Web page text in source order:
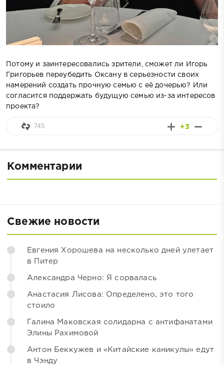
Потому и заинтересовались зрители, сможет ли Игорь
Григорьев переубедить Оксану в серьезности своих
намерений создать прочную семью с её дочерью? Или
согласится поддержать будущую семью из-за интересов
проекта?
+3
745
Комментарии
Свежие новости
Евгения Хорошева на несколько дней улетает
в Питер
Александра Черно: Я сорвалась
Анастасия Лисова: Определено, это того
стоило
Галина Маковская солидарна с антифанатами
Элины Рахимовой
Антон Беккужев и «Китайские каникулы» едут
в Чэнду